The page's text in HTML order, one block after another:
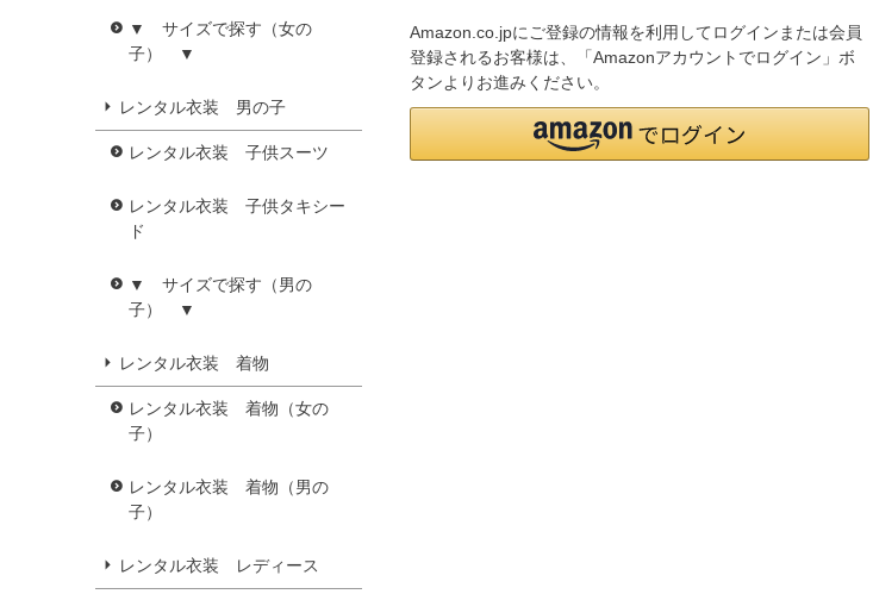
▼ サイズで探す（女の
子） ▼
レンタル衣装 男の子
レンタル衣装 子供スーツ
レンタル衣装 子供タキシー
ド
▼ サイズで探す（男の
子） ▼
レンタル衣装 着物
レンタル衣装 着物（女の
子）
レンタル衣装 着物（男の
子）
レンタル衣装 レディース
Amazon.co.jpにご登録の情報を利用してログインまたは会員
登録されるお客様は、「Amazonアカウントでログイン」ボ
タンよりお進みください。